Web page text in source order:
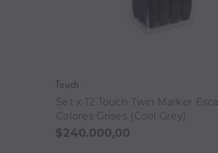
Touch
Set x 12 Touch Twin Marker
Colores Grises (Cool Grey)
$240.000,00